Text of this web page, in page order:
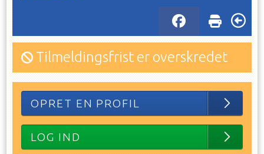
Tilmeldingsfrist er overskredet
OPRET EN PROFIL
LOG IND